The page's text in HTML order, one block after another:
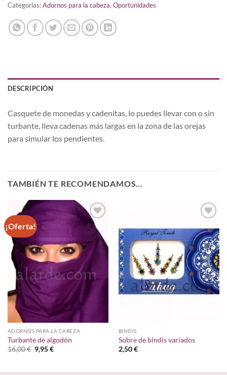
Categorías:Adornos para la cabeza, Oportunidades
DESCRIPCIÓN
Casquete de monedas y cadenitas, lo puedes llevar con o sin
turbante, lleva cadenas más largas en la zona de las orejas
para simular los pendientes.
TAMBIÉN TE RECOMENDAMOS…
¡Oferta!
Añadir
a la
lista de
deseos
ADORNOS PARA LA CABEZA
Turbante de algodón
16,00€ El
precio
9,95€El
a la
lista de
deseos
BINDIS
Sobre de bindis variados
2,50€